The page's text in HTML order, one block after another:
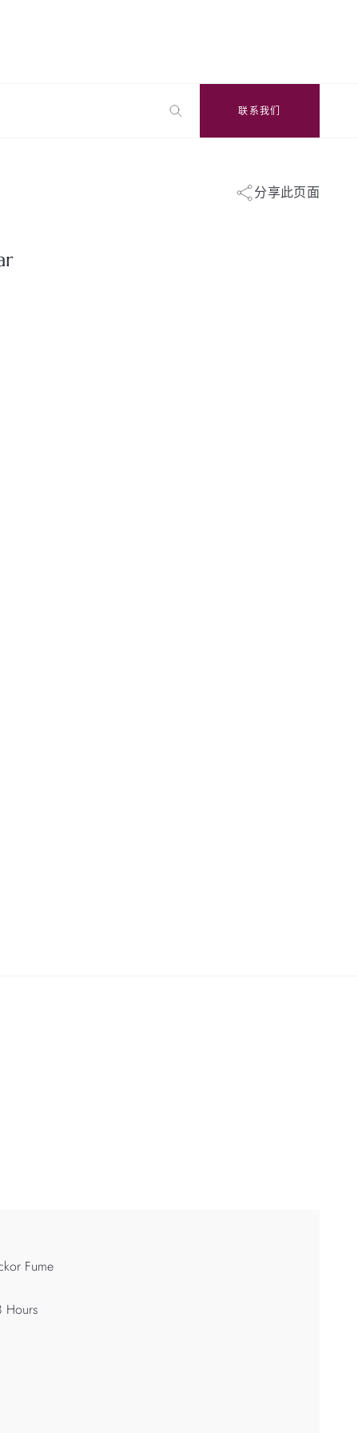
联系我们
分享此页面
Fume
Hours